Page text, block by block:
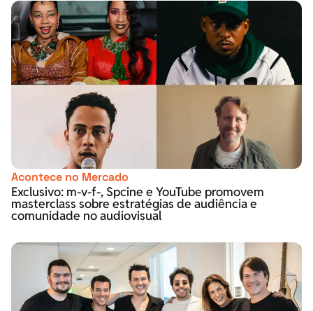
Acontece no Mercado
Exclusivo: m-v-f-, Spcine e YouTube promovem
masterclass sobre estratégias de audiência e
comunidade no audiovisual